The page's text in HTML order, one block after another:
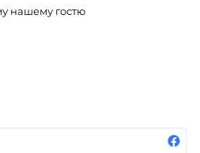
нашему гостю